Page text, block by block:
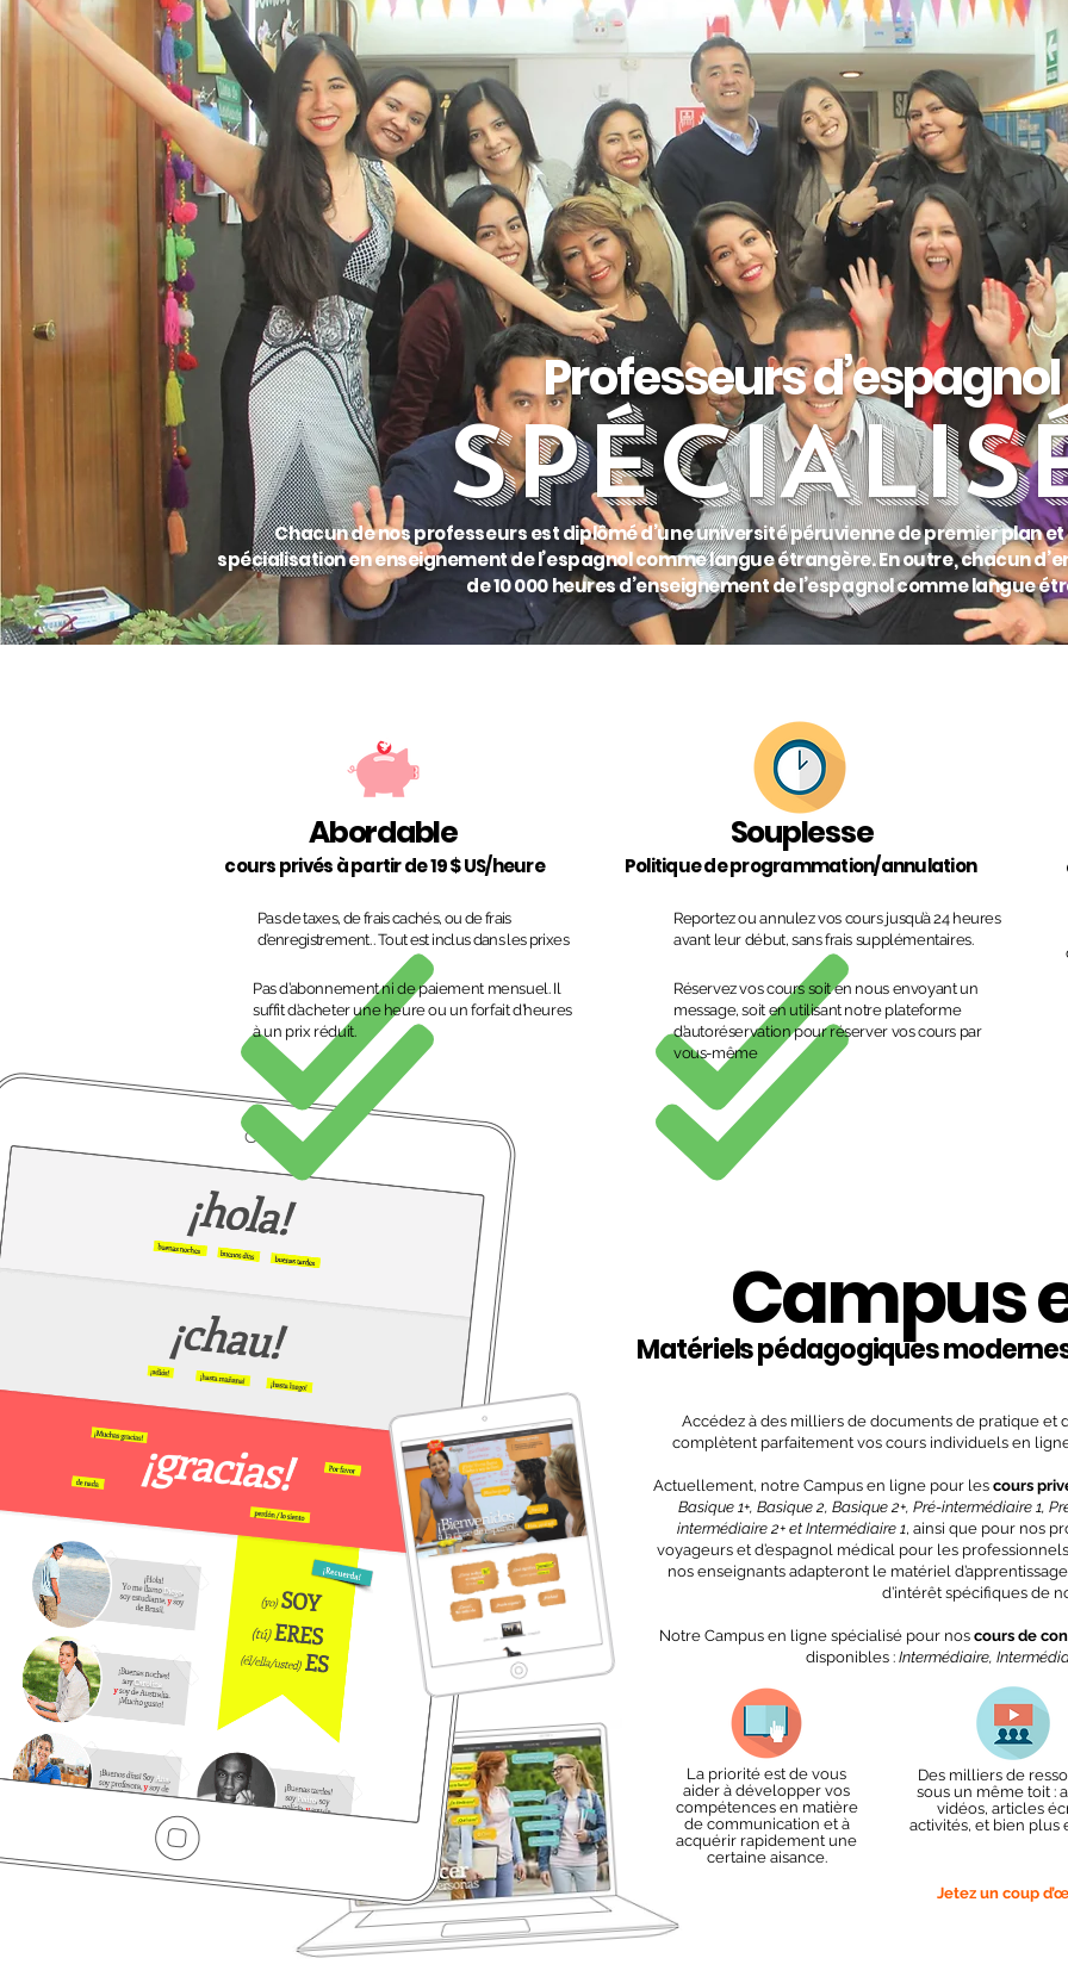
Chacun de nos professeurs est diplômé d’une université péruvienne de premier plan et
spécialisation en enseignement de l’espagnol comme langue étrangère. En outre, chacun
de 10 000 heures d’enseignement de l’espagnol comme langue
Professeurs d’espagnol
$
Abordable
cours privés à partir de 19 $ US/heure
Souplesse
Politique de programmation/annulation
Pas de taxes, de frais cachés, ou de frais
d’enregistrement. . Tout est inclus dans les prixes
Reportez ou annulez vos cours jusqu’à 24 heures
avant leur début, sans frais supplémentaires.
Pas d’abonnement ni de paiement mensuel. Il
suffit d’acheter une heure ou un forfait d’heures
à un prix réduit.
Réservez vos cours soit en nous envoyant un
message, soit en utilisant notre plateforme
d’autoréservation pour réserver vos cours par
vous-même
Accédez à des milliers de documents de pratique et
complètent parfaitement vos cours individuels en
Actuellement, notre Campus en ligne pour les cours
Basique 1+, Basique 2, Basique 2+, Pré-intermédiaire 1,
intermédiaire 2+ et Intermédiaire 1, ainsi que pour nos
voyageurs et d’espagnol médical pour les
nos enseignants adapteront le matériel
d’intérêt spécifiques de
Notre Campus en ligne spécialisé pour nos cours de
disponibles : Intermédiaire,
Campus
Matériels pédagogiques
Des milliers de
sous un même toit :
vidéos, articles
activités, et bien plus
La priorité est de vous
aider à développer vos
compétences en matière
de communication et à
acquérir rapidement une
certaine aisance.
Jetez un coup